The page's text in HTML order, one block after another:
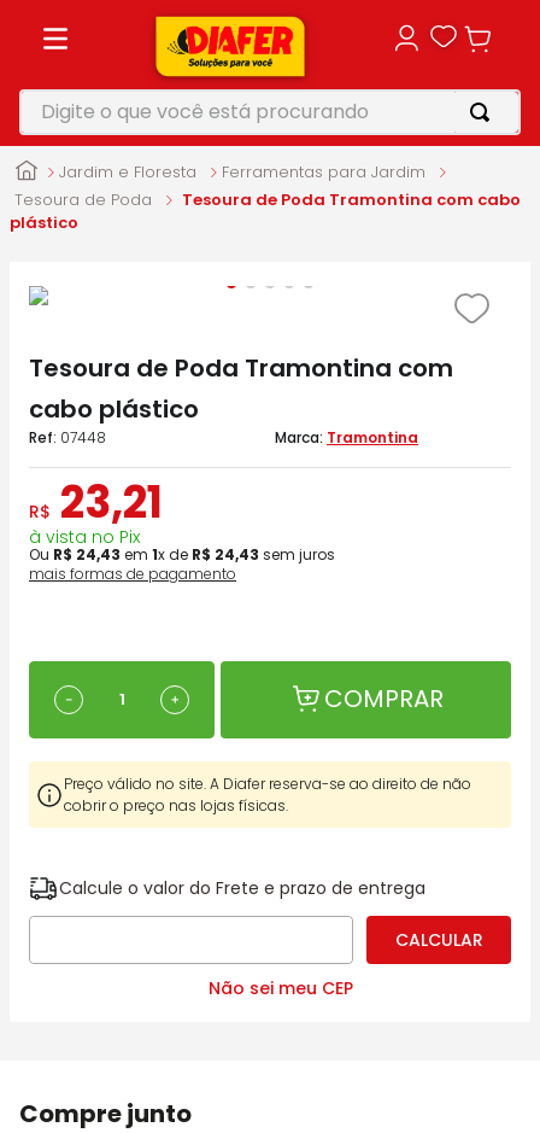
Digite o que você está procurando
Jardim e Floresta
Ferramentas para Jardim
Tesoura de Poda
Tesoura de Poda Tramontina com cabo
plástico
Tesoura de Poda Tramontina com
cabo plástico
: 07448 Tramontina
R$ 23,21
à vista no Pix
Ou R$ 24,43 em 1x de R$ 24,43 sem juros
mais formas de pagamento
＋
－ COMPRAR
Preço válido no site. A Diafer reserva-se ao direito de não
cobrir o preço nas lojas físicas.
Calcule o valor do Frete e prazo de entrega
Não sei meu CEP
Compre junto
1º
motosserra
5º makita